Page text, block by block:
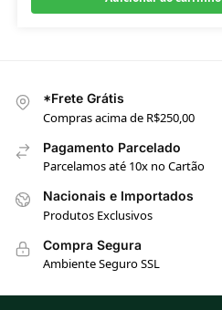
*Frete Grátis
Compras acima de R$250,00
Pagamento Parcelado
Parcelamos até 10x no Cartão
Nacionais e Importados
Produtos Exclusivos
Compra Segura
Ambiente Seguro SSL